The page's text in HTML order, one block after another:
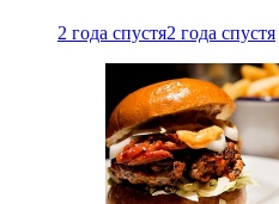
2 года спустя2 года спустя